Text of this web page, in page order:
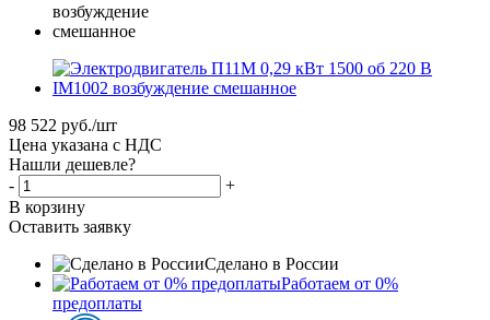
98 522 руб./шт
Цена указана с НДС
Нашли дешевле?
-
+
В корзину
Оставить заявку
Сделано в России
Работаем от 0%
предоплаты